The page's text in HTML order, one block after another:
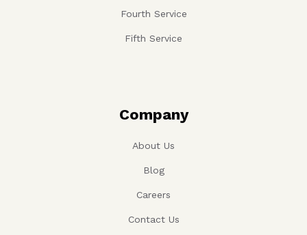
Fourth Service
Fifth Service
Company
About Us
Blog
Careers
Contact Us